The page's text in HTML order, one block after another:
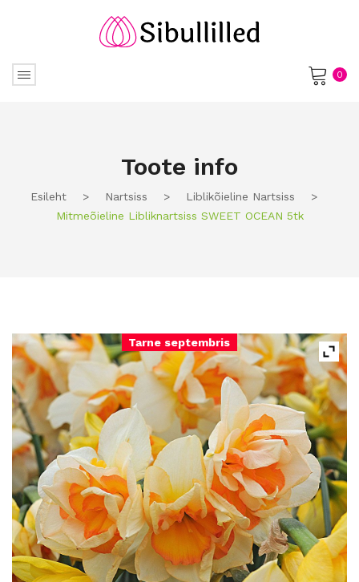
0
Toote info
Esileht > Nartsiss > Liblikõieline Nartsiss
>
Mitmeõieline Libliknartsiss SWEET OCEAN 5tk
Tarne septembris